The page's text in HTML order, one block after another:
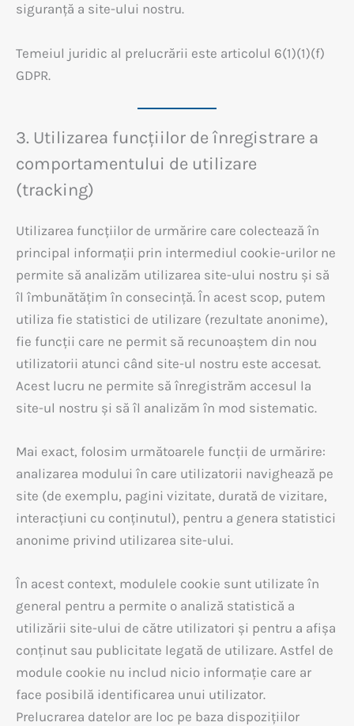
siguranță a site-ului nostru.
Temeiul juridic al prelucrării este articolul 6(1)(1)(f)
GDPR.
3. Utilizarea funcțiilor de înregistrare a
comportamentului de utilizare
(tracking)
Utilizarea funcțiilor de urmărire care colectează în
principal informații prin intermediul cookie-urilor ne
permite să analizăm utilizarea site-ului nostru și să
îl îmbunătățim în consecință. În acest scop, putem
utiliza fie statistici de utilizare (rezultate anonime),
fie funcții care ne permit să recunoaștem din nou
utilizatorii atunci când site-ul nostru este accesat.
Acest lucru ne permite să înregistrăm accesul la
site-ul nostru și să îl analizăm în mod sistematic.
Mai exact, folosim următoarele funcții de urmărire:
analizarea modului în care utilizatorii navighează pe
site (de exemplu, pagini vizitate, durată de vizitare,
interacțiuni cu conținutul), pentru a genera statistici
anonime privind utilizarea site-ului.
În acest context, modulele cookie sunt utilizate în
general pentru a permite o analiză statistică a
utilizării site-ului de către utilizatori și pentru a afișa
conținut sau publicitate legată de utilizare. Astfel de
module cookie nu includ nicio informație care ar
face posibilă identificarea unui utilizator.
Prelucrarea datelor are loc pe baza dispozițiilor